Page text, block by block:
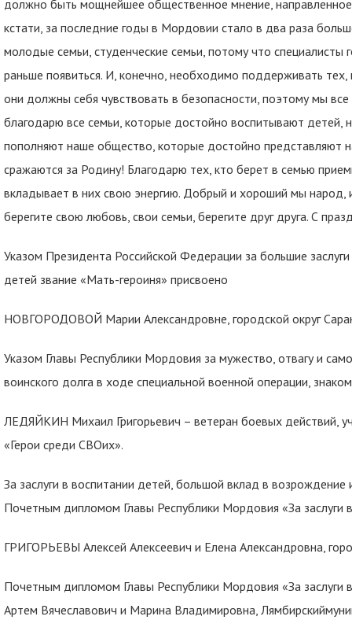
должно быть мощнейшее общественное мнение,
кстати, за последние годы в Мордовии стало в два раза
молодые семьи, студенческие семьи, потому что
раньше появиться. И, конечно, необходимо поддерживать
они должны себя чувствовать в безопасности, поэтому мы
благодарю все семьи, которые достойно воспитывают детей,
пополняют наше общество, которые достойно представляют
сражаются за Родину! Благодарю тех, кто берет в семью
вкладывает в них свою энергию. Добрый и хороший мы народ,
берегите свою любовь, свои семьи, берегите друг друга. С
Указом Президента Российской Федерации за большие
детей звание «Мать-героиня» присвоено
НОВГОРОДОВОЙ Марии Александровне, городской округ
Указом Главы Республики Мордовия за мужество, отвагу и
воинского долга в ходе специальной военной операции,
ЛЕДЯЙКИН Михаил Григорьевич – ветеран боевых действий,
«Герои среди СВОих».
За заслуги в воспитании детей, большой вклад в
Почетным дипломом Главы Республики Мордовия «За заслуги
ГРИГОРЬЕВЫ Алексей Алексеевич и Елена Александровна,
Почетным дипломом Главы Республики Мордовия «За
Артем Вячеславович и Марина Владимировна,